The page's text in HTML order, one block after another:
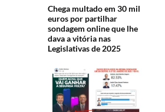
Chega multado em 30 mil
euros por partilhar
sondagem online que lhe
dava a vitória nas
Legislativas de 2025